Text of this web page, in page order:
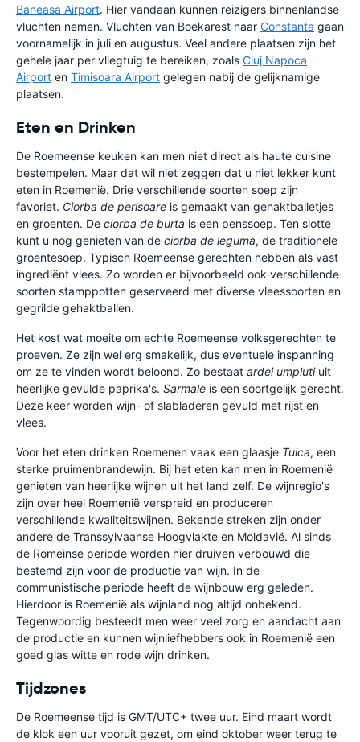
Baneasa Airport. Hier vandaan kunnen reizigers binnenlandse
vluchten nemen. Vluchten van Boekarest naar Constanta gaan
voornamelijk in juli en augustus. Veel andere plaatsen zijn het
gehele jaar per vliegtuig te bereiken, zoals Cluj Napoca
Airport en Timisoara Airport gelegen nabij de gelijknamige
plaatsen.
Eten en Drinken
De Roemeense keuken kan men niet direct als haute cuisine
bestempelen. Maar dat wil niet zeggen dat u niet lekker kunt
eten in Roemenië. Drie verschillende soorten soep zijn
favoriet. Ciorba de perisoare is gemaakt van gehaktballetjes
en groenten. De ciorba de burta is een penssoep. Ten slotte
kunt u nog genieten van de ciorba de leguma, de traditionele
groentesoep. Typisch Roemeense gerechten hebben als vast
ingrediënt vlees. Zo worden er bijvoorbeeld ook verschillende
soorten stamppotten geserveerd met diverse vleessoorten en
gegrilde gehaktballen.
Het kost wat moeite om echte Roemeense volksgerechten te
proeven. Ze zijn wel erg smakelijk, dus eventuele inspanning
om ze te vinden wordt beloond. Zo bestaat ardei umplutiuit
heerlijke gevulde paprika's. Sarmale is een soortgelijk gerecht.
Deze keer worden wijn- of slabladeren gevuld met rijst en
vlees.
Voor het eten drinken Roemenen vaak een glaasje Tuica, een
sterke pruimenbrandewijn. Bij het eten kan men in Roemenië
genieten van heerlijke wijnen uit het land zelf. De wijnregio's
zijn over heel Roemenië verspreid en produceren
verschillende kwaliteitswijnen. Bekende streken zijn onder
andere de Transsylvaanse Hoogvlakte en Moldavië. Al sinds
de Romeinse periode worden hier druiven verbouwd die
bestemd zijn voor de productie van wijn. In de
communistische periode heeft de wijnbouw erg geleden.
Hierdoor is Roemenië als wijnland nog altijd onbekend.
Tegenwoordig besteedt men weer veel zorg en aandacht aan
de productie en kunnen wijnliefhebbers ook in Roemenië een
goed glas witte en rode wijn drinken.
Tijdzones
De Roemeense tijd is GMT/UTC+ twee uur. Eind maart wordt
de klok een uur vooruit gezet, om eind oktober weer terug te